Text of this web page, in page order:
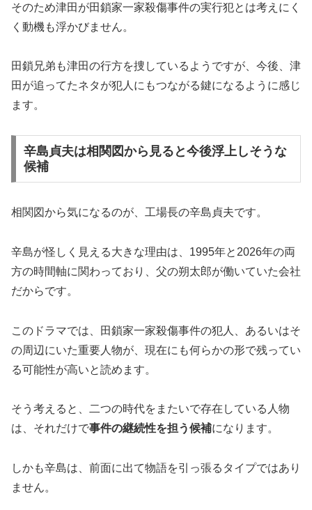
そのため津田が田鎖家一家殺傷事件の実行犯とは考えにく
く動機も浮かびません。
田鎖兄弟も津田の行方を捜しているようですが、今後、津
田が追ってたネタが犯人にもつながる鍵になるように感じ
ます。
辛島貞夫は相関図から見ると今後浮上しそうな
候補
相関図から気になるのが、工場長の辛島貞夫です。
辛島が怪しく見える大きな理由は、1995年と2026年の両
方の時間軸に関わっており、父の朔太郎が働いていた会社
だからです。
このドラマでは、田鎖家一家殺傷事件の犯人、あるいはそ
の周辺にいた重要人物が、現在にも何らかの形で残ってい
る可能性が高いと読めます。
そう考えると、二つの時代をまたいで存在している人物
は、それだけで事件の継続性を担う候補になります。
しかも辛島は、前面に出て物語を引っ張るタイプではあり
ません。